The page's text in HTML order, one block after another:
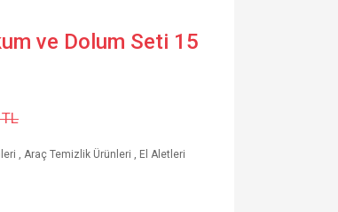
ve Dolum Seti 15
, Araç Temizlik Ürünleri , El Aletleri